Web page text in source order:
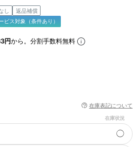
し
返品補償
ビス対象（条件あり）
円から。分割手数料無料
在庫表記について
在庫状況
◯